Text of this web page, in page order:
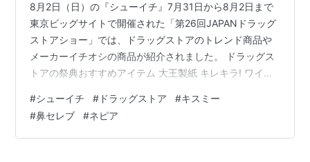
8月2日（日）の『シューイチ』7月31日から8月2日まで
東京ビッグサイトで開催された「第26回JAPANドラッグ
ストアショー」では、ドラッグストアのトレンド商品や
メーカーイチオシの商品が紹介されました。 ドラッグス
トアの祭典おすすめアイテム 大王製紙 キレキラ! ワイパ
COATEX アイメディア 排水口の油・ゴミキャッチシート
キスミー 薬用制汗クリーム モモリ ふわっとさら髪ドラ
イシャンプー ミニ 横井定 MASKUV(マスクヴィ) フェイ
#シューイチ # ドラッグストア #キスミー
#鼻セレブ #ネピア